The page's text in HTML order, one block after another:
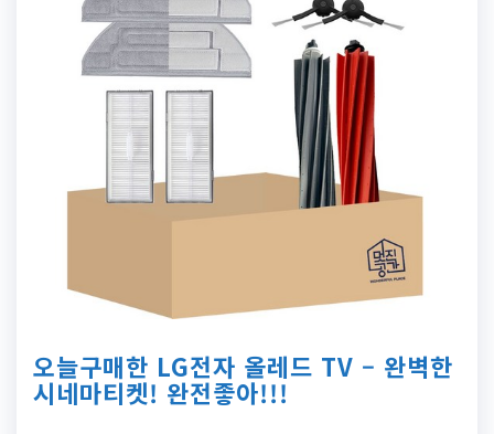
오늘구매한 LG전자 올레드 TV – 완벽한
시네마티켓! 완전좋아!!!